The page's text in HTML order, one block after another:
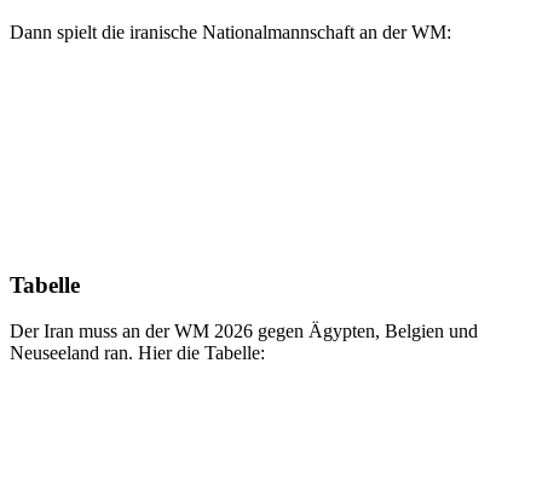
Dann spielt die iranische Nationalmannschaft an der WM:
Tabelle
Der Iran muss an der WM 2026 gegen Ägypten, Belgien und
Neuseeland ran. Hier die Tabelle: